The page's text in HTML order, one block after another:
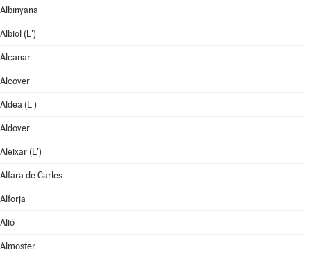
Albinyana
Albiol (L')
Alcanar
Alcover
Aldea (L')
Aldover
Aleixar (L')
Alfara de Carles
Alforja
Alió
Almoster